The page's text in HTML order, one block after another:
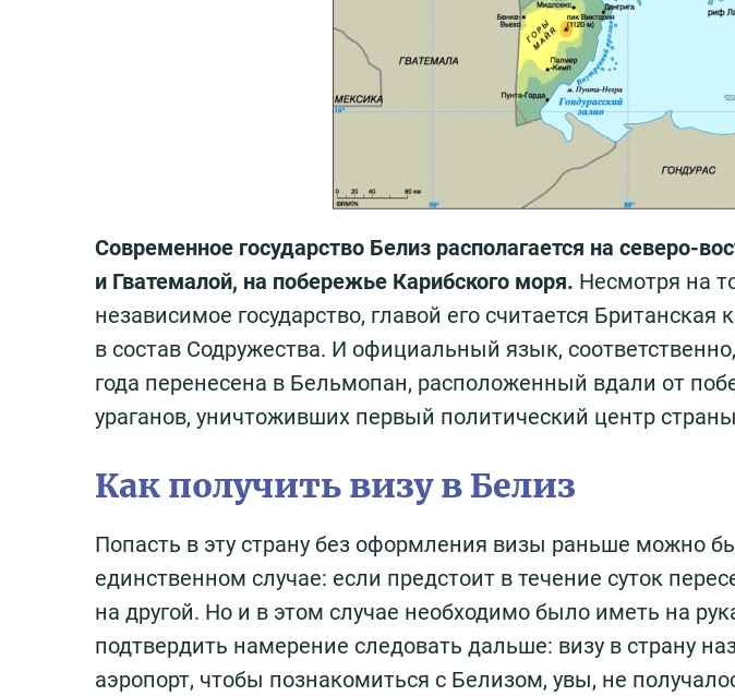
Современное государство Белиз располагается на северо-
и Гватемалой, на побережье Карибского моря. Несмотря на
независимое государство, главой его считается Британская
в состав Содружества. И официальный язык,
года перенесена в Бельмопан, расположенный вдали от
ураганов, уничтоживших первый политический центр страны
Как получить визу в Белиз
Попасть в эту страну без оформления визы раньше можно
единственном случае: если предстоит в течение суток
на другой. Но и в этом случае необходимо было иметь на
подтвердить намерение следовать дальше: визу в страну
аэропорт, чтобы познакомиться с Белизом, увы, не